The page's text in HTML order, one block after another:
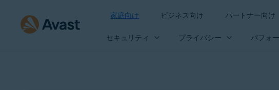
家庭向け ビジネス向け パートナー向け
セキュリティ プライバシー パフォ